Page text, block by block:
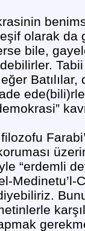
olarak da
bile,
“erdemli